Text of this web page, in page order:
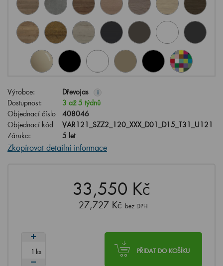
Výrobce: Dřevojas i
Dostupnost:
3 až 5 týdnů
Objednací číslo
408046
Objednací kód
VAR121_SZZ2_120_XXX_D01_D15_T31_U121
Záruka:
5 let
Zkopírovat detailní informace
33,550 Kč
27,727 Kč bez DPH
PŘIDAT DO KOŠÍKU
ks